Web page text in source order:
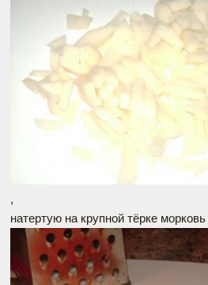
,
натертую на крупной тёрке морковь